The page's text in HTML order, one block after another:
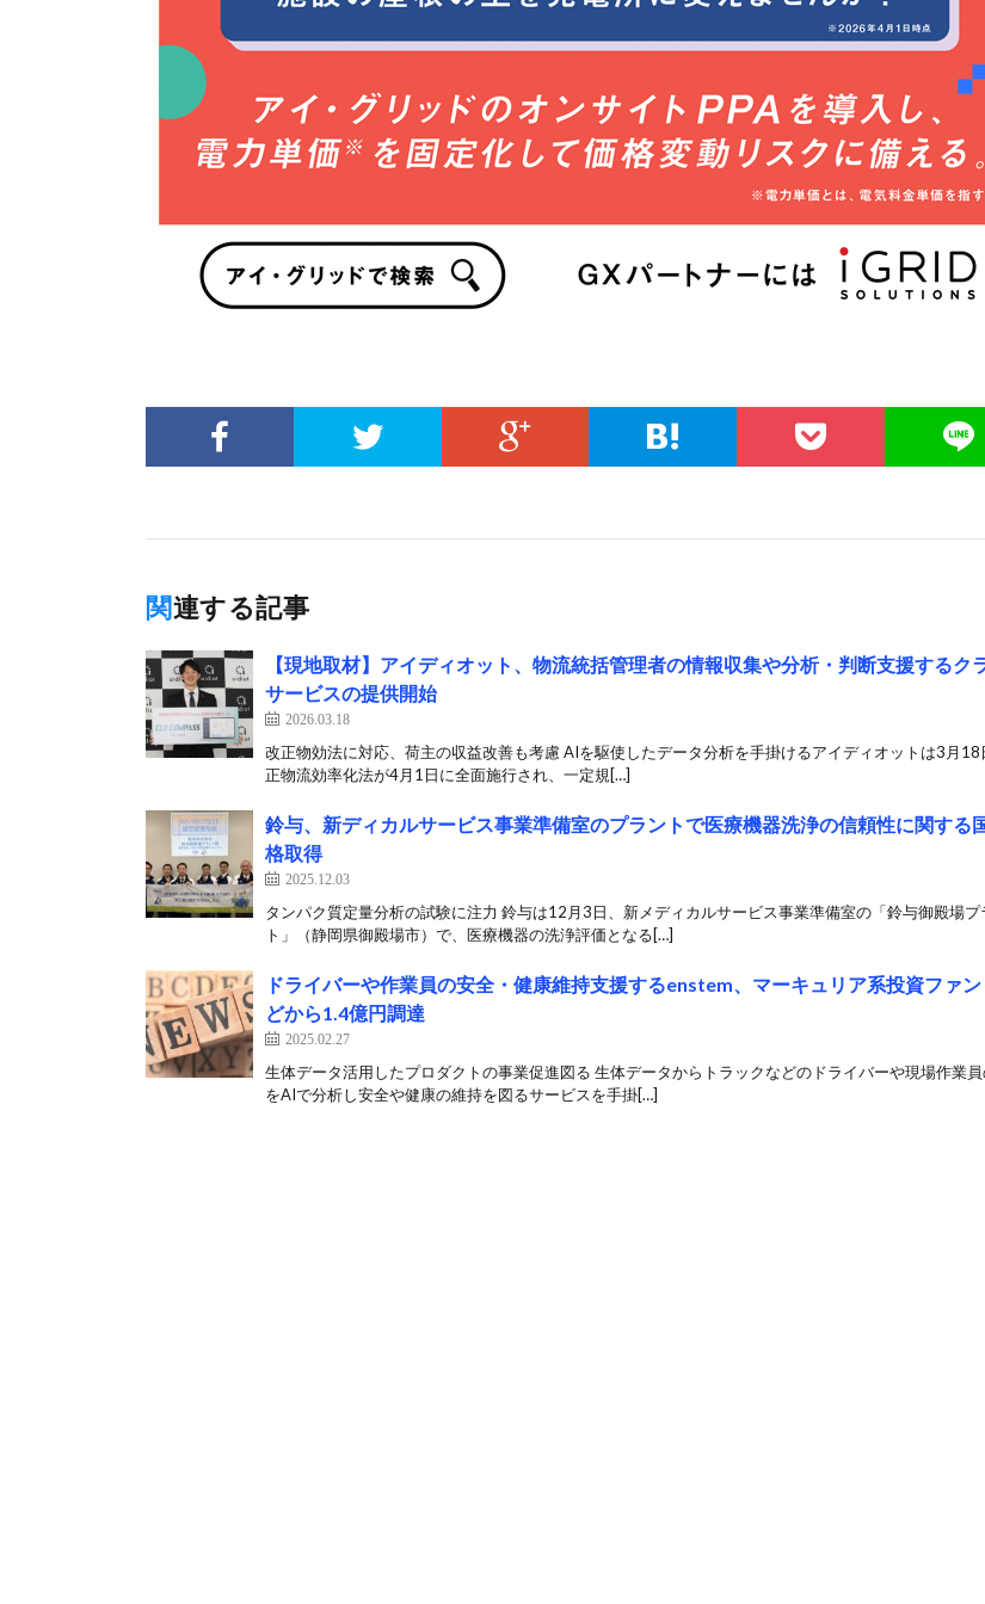
関連する記事
【現地取材】アイディオット、物流統括管理者の情報収集や分析・判断支援するク
サービスの提供開始
2026.03.18
改正物効法に対応、荷主の収益改善も考慮 AIを駆使したデータ分析を手掛けるアイディオットは3月18
正物流効率化法が4月1日に全面施行され、一定規[…]
鈴与、新ディカルサービス事業準備室のプラントで医療機器洗浄の信頼性に関する
格取得
2025.12.03
タンパク質定量分析の試験に注力 鈴与は12月3日、新メディカルサービス事業準備室の「鈴与御殿場プ
ト」（静岡県御殿場市）で、医療機器の洗浄評価となる[…]
ドライバーや作業員の安全・健康維持支援するenstem、マーキュリア系投資ファ
どから1.4億円調達
2025.02.27
生体データ活用したプロダクトの事業促進図る 生体データからトラックなどのドライバーや現場作業
をAIで分析し安全や健康の維持を図るサービスを手掛[…]